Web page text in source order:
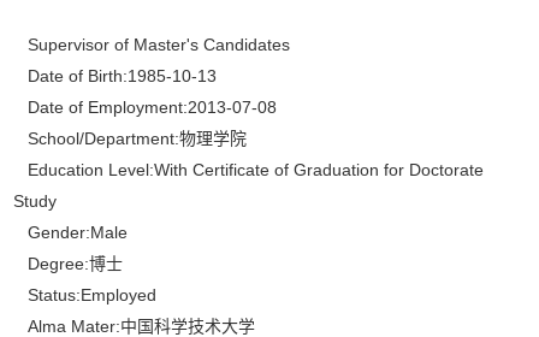
Supervisor of Master's Candidates
Date of Birth:1985-10-13
Date of Employment:2013-07-08
School/Department:物理学院
Education Level:With Certificate of Graduation for Doctorate
Study
Gender:Male
Degree:博士
Status:Employed
Alma Mater:中国科学技术大学